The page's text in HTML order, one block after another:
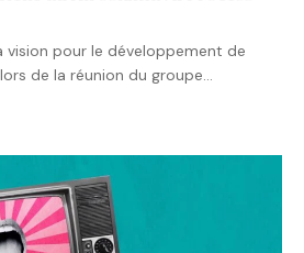
vision pour le développement de
de la réunion du groupe…